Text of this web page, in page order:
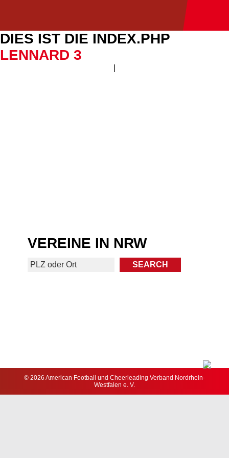
DIES IST DIE INDEX.PHP
LENNARD 3
VEREINE IN NRW
© 2026 American Football und Cheerleading Verband Nordrhein-
Westfalen e. V.